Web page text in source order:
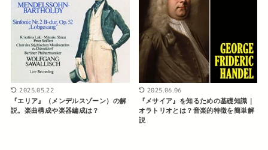
2025.05.22
『エリア』（メンデルスゾーン）の解
説。楽曲構成や楽器編成は？
2025.06.06
『メサイア』を知るための基礎知識｜
オラトリオとは？音楽的特徴を簡単解
説